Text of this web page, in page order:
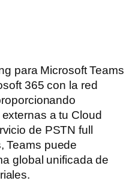
para Microsoft Teams
365 con la red
a tu Cloud
de PSTN full
Teams puede
global unificada de